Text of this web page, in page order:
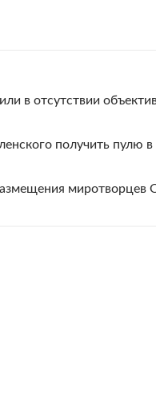
в отсутствии
получить пулю в